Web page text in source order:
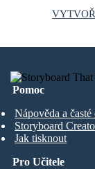
Pomoc
Nápověda a časté
Storyboard
Jak tisknout
Pro Učitele